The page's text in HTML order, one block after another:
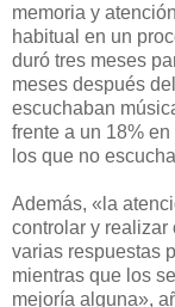
memoria y
habitual en un
duró tres meses
meses después
escuchaban
frente a un 18%
los que no
Además, «la
controlar y realizar
varias respuestas
mientras que los
mejoría alguna»,